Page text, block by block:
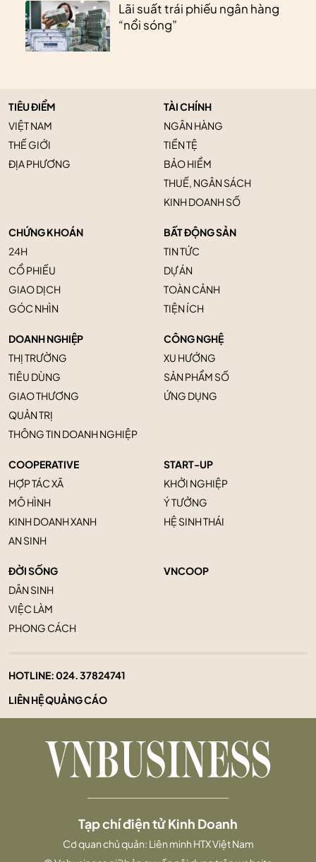
Lãi suất trái phiếu ngân hàng
“nổi sóng”
TIÊU ĐIỂM
VIỆT NAM
THẾ GIỚI
ĐỊA PHƯƠNG
TÀI CHÍNH
NGÂN HÀNG
TIỀN TỆ
BẢO HIỂM
THUẾ, NGÂN SÁCH
KINH DOANH SỐ
CHỨNG KHOÁN
24H
CỔ PHIẾU
GIAO DỊCH
GÓC NHÌN
BẤT ĐỘNG SẢN
TIN TỨC
DỰ ÁN
TOÀN CẢNH
TIỆN ÍCH
DOANH NGHIỆP
THỊ TRƯỜNG
TIÊU DÙNG
GIAO THƯƠNG
QUẢN TRỊ
THÔNG TIN DOANH NGHIỆP
CÔNG NGHỆ
XU HƯỚNG
SẢN PHẨM SỐ
ỨNG DỤNG
COOPERATIVE
HỢP TÁC XÃ
MÔ HÌNH
KINH DOANH XANH
AN SINH
START-UP
KHỞI NGHIỆP
Ý TƯỞNG
HỆ SINH THÁI
ĐỜI SỐNG
DÂN SINH
VIỆC LÀM
PHONG CÁCH
VNCOOP
HOTLINE:024. 37824741
LIÊN HỆ QUẢNG CÁO
Tạp chí điện tử Kinh Doanh
Cơ quan chủ quản: Liên minh HTX Việt Nam